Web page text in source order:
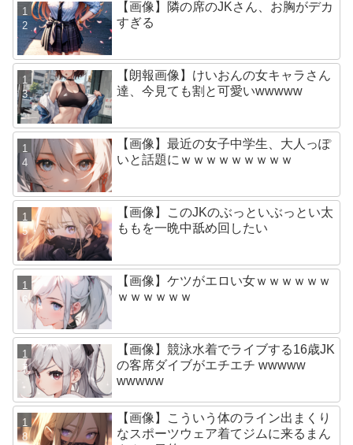
【画像】隣の席のJKさん、お胸がデカ
すぎる
【朗報画像】けいおんの女キャラさん
達、今見ても割と可愛いwwwww
【画像】最近の女子中学生、大人っぽ
いと話題にｗｗｗｗｗｗｗｗｗ
【画像】このJKのぶっといぶっとい太
ももを一晩中舐め回したい
【画像】ケツがエロい女ｗｗｗｗｗｗ
ｗｗｗｗｗｗ
【画像】競泳水着でライブする16歳JK
の客席ダイブがエチエチ wwwww
wwwww
【画像】こういう体のライン出まくり
なスポーツウェア着てジムに来るまん